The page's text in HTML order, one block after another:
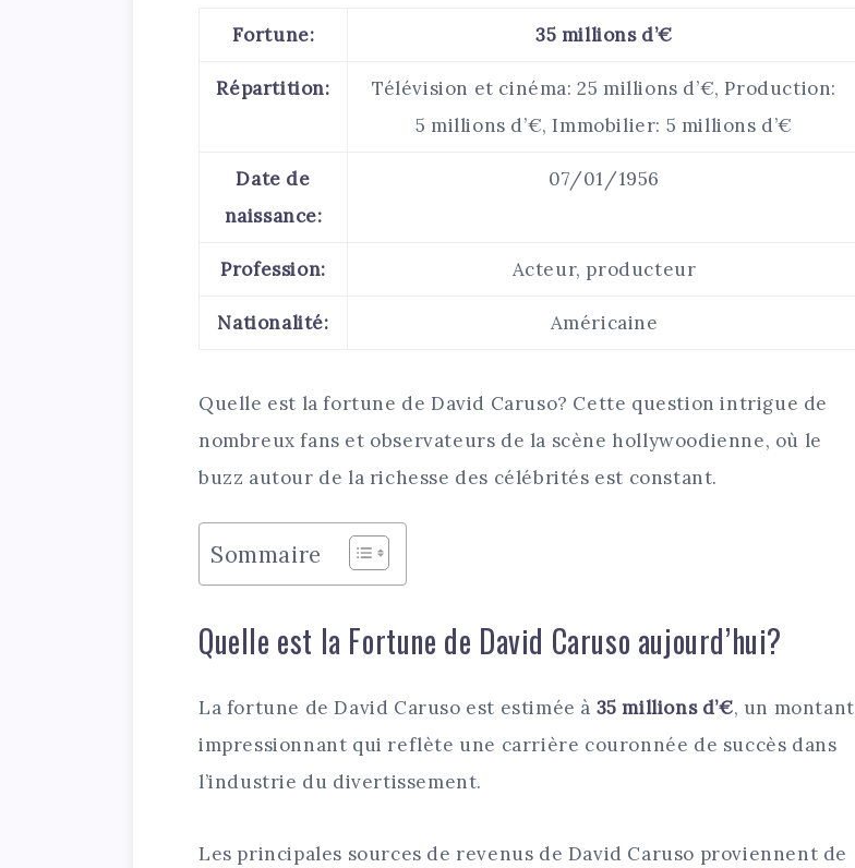
Fortune: 35 millions d’€
Répartition:
Télévision et cinéma: 25 millions d’€, Production:
5 millions d’€, Immobilier: 5 millions d’€
Date de
naissance:
07/01/1956
Profession: Acteur, producteur
Nationalité: Américaine
Quelle est la fortune de David Caruso? Cette question intrigue de
nombreux fans et observateurs de la scène hollywoodienne, où le
buzz autour de la richesse des célébrités est constant.
Sommaire
Quelle est la Fortune de David Caruso aujourd’hui?
La fortune de David Caruso est estimée à 35 millions d’€, un montant
impressionnant qui reflète une carrière couronnée de succès dans
l’industrie du divertissement.
Les principales sources de revenus de David Caruso proviennent de